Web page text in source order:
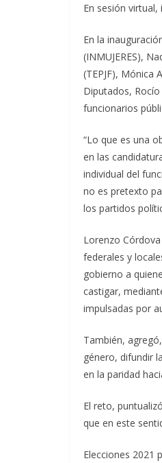
En sesión
En la
(INMUJERES),
(TEPJF), Mónica
Diputados,
funcionarios
“Lo que es una
en las
individual del
no es pretexto
los partidos
Lorenzo
federales y
gobierno a
castigar,
impulsadas por
También,
género, difundir
en la paridad
El reto,
que en este
Elecciones 2021